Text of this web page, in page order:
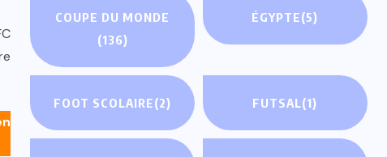
COUPE DU MONDE
(136)
ÉGYPTE(5)
FOOT SCOLAIRE(2) FUTSAL (1)